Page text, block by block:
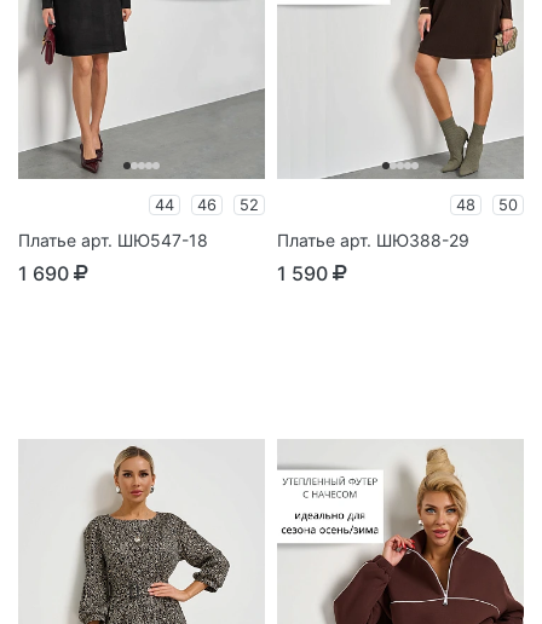
44 46 52
Платье арт. ШЮ547-18
1 690
48 50
Платье арт. ШЮ388-29
1 590